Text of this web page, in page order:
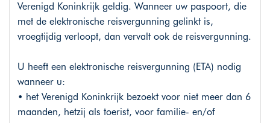
Verenigd Koninkrijk geldig. Wanneer uw paspoort, die
met de elektronische reisvergunning gelinkt is,
vroegtijdig verloopt, dan vervalt ook de reisvergunning.
U heeft een elektronische reisvergunning (ETA) nodig
wanneer u:
• het Verenigd Koninkrijk bezoekt voor niet meer dan 6
maanden, hetzij als toerist, voor familie- en/of